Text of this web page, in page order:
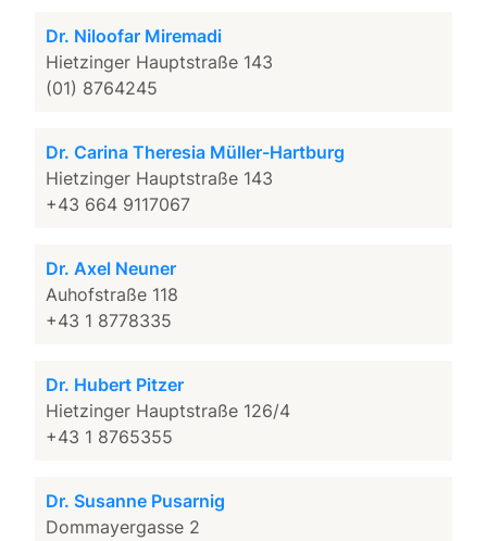
Dr. Niloofar Miremadi
Hietzinger Hauptstraße 143
(01) 8764245
Dr. Carina Theresia Müller-Hartburg
Hietzinger Hauptstraße 143
+43 664 9117067
Dr. Axel Neuner
Auhofstraße 118
+43 1 8778335
Dr. Hubert Pitzer
Hietzinger Hauptstraße 126/4
+43 1 8765355
Dr. Susanne Pusarnig
Dommayergasse 2